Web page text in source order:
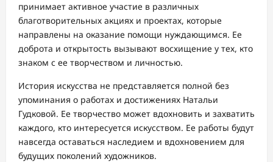
принимает активное участие в различных
благотворительных акциях и проектах, которые
направлены на оказание помощи нуждающимся. Ее
доброта и открытость вызывают восхищение у тех, кто
знаком с ее творчеством и личностью.
История искусства не представляется полной без
упоминания о работах и достижениях Натальи
Гудковой. Ее творчество может вдохновить и захватить
каждого, кто интересуется искусством. Ее работы будут
навсегда оставаться наследием и вдохновением для
будущих поколений художников.